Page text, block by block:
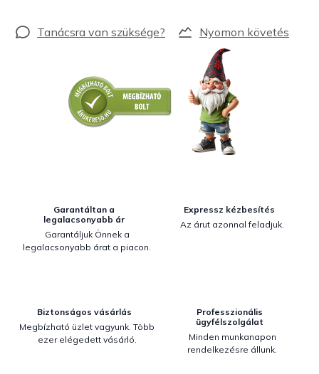
Nyomon követés
Garantáltan a
legalacsonyabb ár
Garantáljuk Önnek a
legalacsonyabb árat a piacon.
Expressz kézbesítés
Az árut azonnal feladjuk.
Biztonságos vásárlás
Megbízható üzlet vagyunk. Több
ezer elégedett vásárló.
Professzionális
ügyfélszolgálat
Minden munkanapon
rendelkezésre állunk.